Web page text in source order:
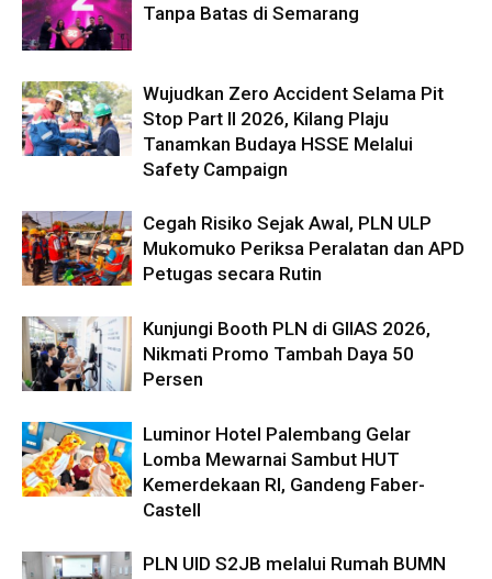
Tanpa Batas di Semarang
Wujudkan Zero Accident Selama Pit
Stop Part II 2026, Kilang Plaju
Tanamkan Budaya HSSE Melalui
Safety Campaign
Cegah Risiko Sejak Awal, PLN ULP
Mukomuko Periksa Peralatan dan APD
Petugas secara Rutin
Kunjungi Booth PLN di GIIAS 2026,
Nikmati Promo Tambah Daya 50
Persen
Luminor Hotel Palembang Gelar
Lomba Mewarnai Sambut HUT
Kemerdekaan RI, Gandeng Faber-
Castell
PLN UID S2JB melalui Rumah BUMN